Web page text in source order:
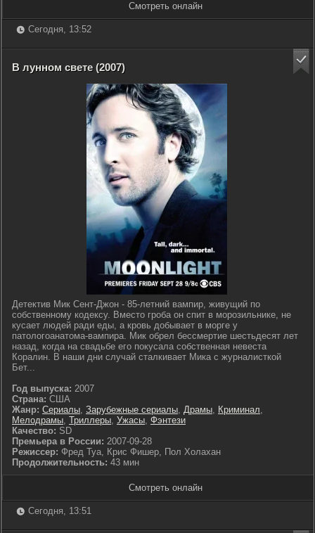
Смотреть онлайн
Сегодня, 13:52
В лунном свете (2007)
Детектив Мик Сент-Джон - 85-летний вампир, живущий по
собственному кодексу. Вместо гроба он спит в морозильнике, не
кусает людей ради еды, а кровь добывает в морге у
патологоанатома-вампира. Мик обрел бессмертие шестьдесят лет
назад, когда на свадьбе его покусала собственная невеста
Коралин. В наши дни случай сталкивает Мика с журналисткой
Бет...
Год выпуска: 2007
Страна: США
Жанр: Сериалы, Зарубежные сериалы, Драмы, Криминал,
Мелодрамы, Триллеры, Ужасы, Фэнтези
Качество: SD
Премьера в России: 2007-09-28
Режиссер: Фред Туа, Крис Фишер, Пол Холахан
Продолжительность: 43 мин
Смотреть онлайн
Сегодня, 13:51